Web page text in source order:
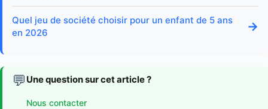
Quel jeu de société choisir pour un enfant de 5 ans
en 2026
→
💬 Une question sur cet article ?
Nous contacter